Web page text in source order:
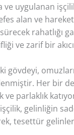
uygulanan
alan ve
rahatlığı
ve zarif bir
gövdeyi,
Her bir
parlaklık
gelinliğin
tesettür